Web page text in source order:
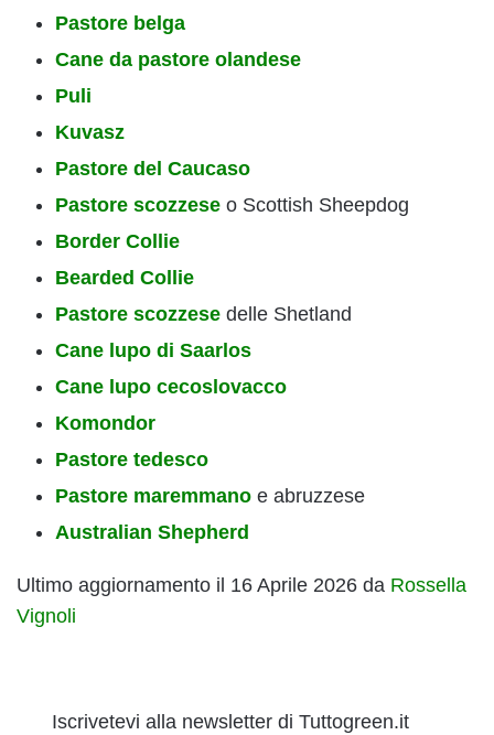
Pastore belga
Cane da pastore olandese
Puli
Kuvasz
Pastore del Caucaso
Pastore scozzese o Scottish Sheepdog
Border Collie
Bearded Collie
Pastore scozzese delle Shetland
Cane lupo di Saarlos
Cane lupo cecoslovacco
Komondor
Pastore tedesco
Pastore maremmano e abruzzese
Australian Shepherd
Ultimo aggiornamento il 16 Aprile 2026 da Rossella
Vignoli
Iscrivetevi alla newsletter di Tuttogreen.it